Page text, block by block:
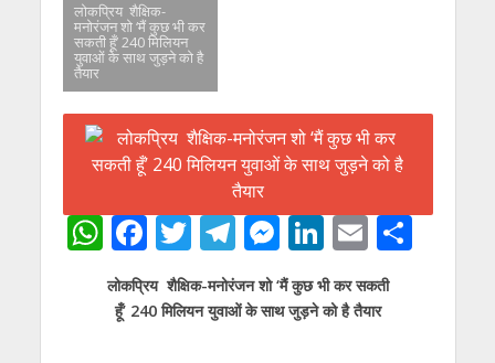
लोकप्रिय शैक्षिक-
मनोरंजन शो ‘मैं कुछ भी कर
सकती हूँ’ 240 मिलियन
युवाओं के साथ जुड़ने को है
तैयार
W
h
at
s
F
ac
e
T
w
itt
T
el
e
M
e
ss
Li
n
k
E
m
ai
S
लोकप्रिय शैक्षिक-मनोरंजन शो ‘मैं कुछ भी कर सकती
हूँ’ 240 मिलियन युवाओं के साथ जुड़ने को है तैयार